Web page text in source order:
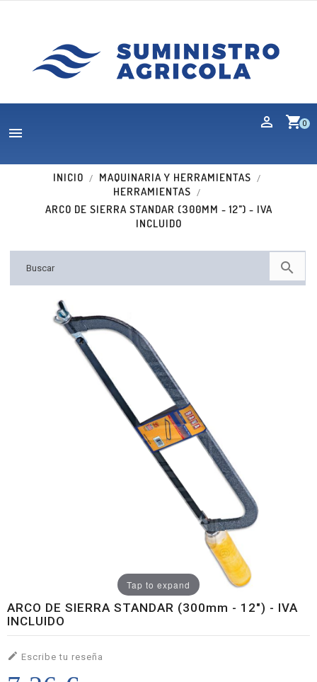
shopping_cart0

INICIO
MAQUINARIA Y HERRAMIENTAS
HERRAMIENTAS
ARCO DE SIERRA STANDAR (300MM - 12") - IVA
INCLUIDO

Tap to expand
ARCO DE SIERRA STANDAR (300mm - 12") - IVA
INCLUIDO
 Escribe tu reseña